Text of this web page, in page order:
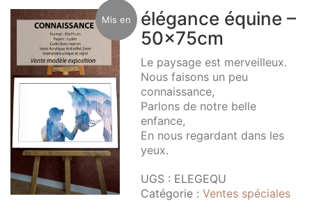
Mis en
avant
élégance équine –
50x75cm
Le paysage est merveilleux.
Nous faisons un peu
connaissance,
Parlons de notre belle
enfance,
En nous regardant dans les
yeux.
UGS : ELEGEQU
Catégorie : Ventes spéciales